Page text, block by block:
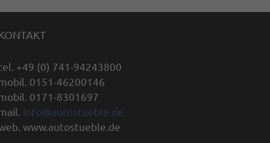
+49 (0) 741-94243800
0151-46200146
0171-8301697
info@autostueble.de
www.autostueble.de